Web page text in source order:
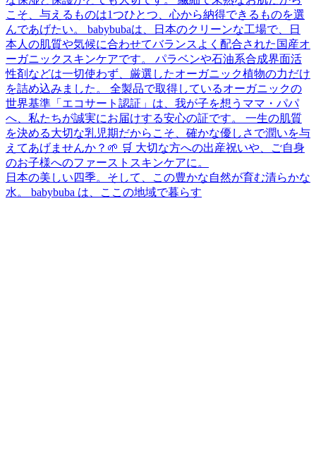
日本の美しい四季。そして、この豊かな自然が育む清らかな
水。 babybuba は、ここの地域で暮らす